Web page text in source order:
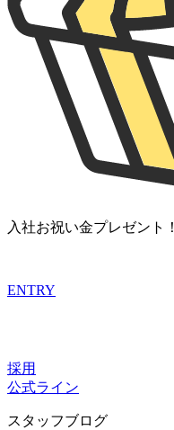
入社お祝い金プレゼント！
ENTRY
採用
公式ライン
スタッフブログ